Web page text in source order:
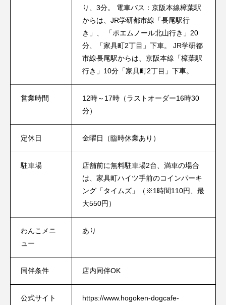
り、3分。 電車バス：京阪本線樟葉駅
からは、JR学研都市線「長尾駅行
き」、 「ポエムノール北山行き」20
分、「家具町2丁目」下車。 JR学研都
市線長尾駅からは、京阪本線「樟葉駅
行き」10分「家具町2丁目」下車。
営業時間
12時～17時（ラストオーダー16時30
分）
定休日 金曜日（臨時休業あり）
駐車場
店舗前に無料駐車場2台、満車の場合
は、家具町ハイツ手前のコインパーキ
ング「タイムズ」（※1時間110円、最
大550円）
わんこメニ
ュー
あり
同伴条件 店内同伴OK
公式サイト https://www.hogoken-dogcafe-